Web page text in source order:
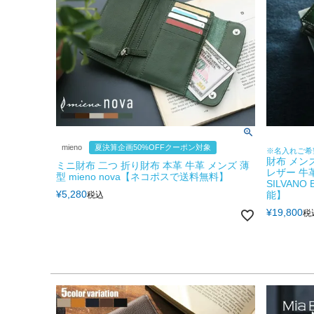
mieno 夏決算企画50%OFFクーポン対象
ミニ財布 二つ 折り財布 本革 牛革 メンズ 薄
型 mieno nova【ネコポスで送料無料】
¥5,280税込
※名入れご希
財布 メン
レザー 牛
SILVANO
能】
¥19,800税